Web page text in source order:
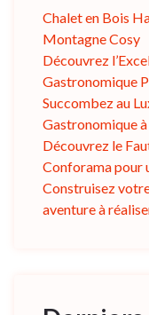
Chalet en Bois
Montagne Cosy
Découvrez
Gastronomique
Succombez au
Gastronomique
Découvrez le
Conforama pour
Construisez
aventure à